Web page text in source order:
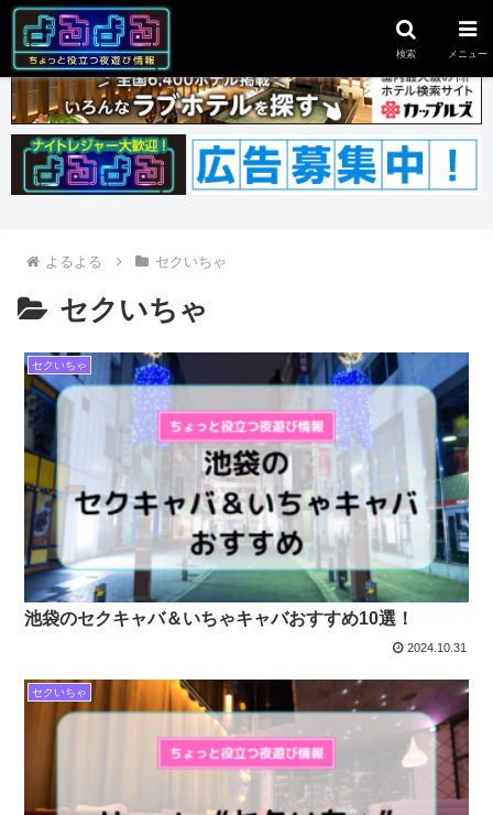
よるよる セクいちゃ
セクいちゃ
セクいちゃ
池袋のセクキャバ＆いちゃキャバおすすめ10選！
2024.10.31
セクいちゃ
検索 メニュー